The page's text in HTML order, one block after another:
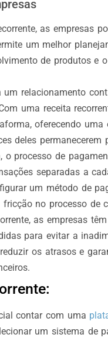
as empresas
um melhor
de produtos e
um relacionamento
uma receita
oferecendo uma
deles permanecerem
o processo de
separadas a
um método de
no processo de
as empresas
para evitar a
os atrasos e
contar com uma
um sistema de